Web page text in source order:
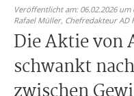
Veröffentlicht am: 06.02.2026
Rafael Müller, Chefredakteur AD
Die Aktie von
schwankt